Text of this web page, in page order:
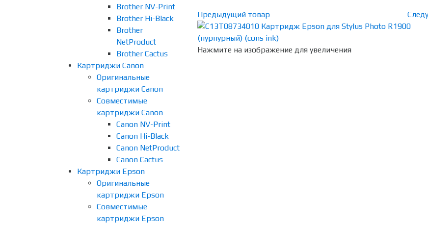
Brother NV-Print
Brother Hi-Black
Brother
NetProduct
Brother Cactus
Картриджи Canon
Оригинальные
картриджи Canon
Совместимые
картриджи Canon
Canon NV-Print
Canon Hi-Black
Canon NetProduct
Canon Cactus
Картриджи Epson
Оригинальные
картриджи Epson
Совместимые
картриджи Epson
Предыдущий товар
Нажмите на изображение для увеличения